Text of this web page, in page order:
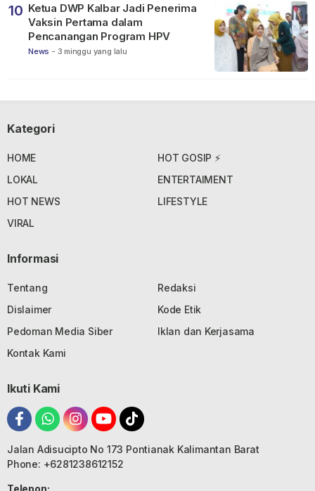
10 Ketua DWP Kalbar Jadi Penerima
Vaksin Pertama dalam
Pencanangan Program HPV
News - 3 minggu yang lalu
Kategori
HOME
HOT GOSIP ⚡
LOKAL
ENTERTAIMENT
HOT NEWS
LIFESTYLE
VIRAL
Informasi
Tentang
Redaksi
Dislaimer
Kode Etik
Pedoman Media Siber
Iklan dan Kerjasama
Kontak Kami
Ikuti Kami
Jalan Adisucipto No 173 Pontianak Kalimantan Barat
Phone: +6281238612152
Telepon: